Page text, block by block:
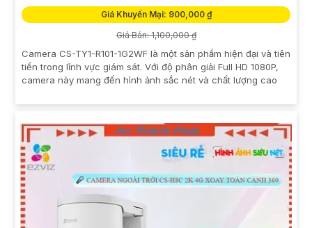
Giá Khuyến Mại: 900,000 ₫
Giá Bán: 1,100,000 ₫
Camera CS-TY1-R101-1G2WF là một sản phẩm hiện đại và tiên
tiến trong lĩnh vực giám sát. Với độ phân giải Full HD 1080P,
camera này mang đến hình ảnh sắc nét và chất lượng cao